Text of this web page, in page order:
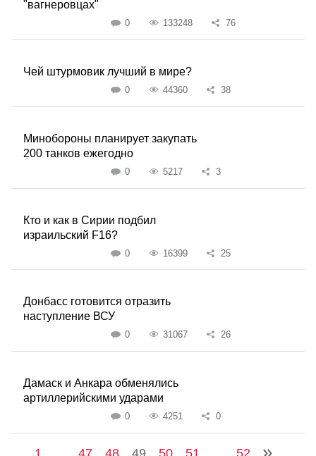
"вагнеровцах"
0 133248 76
Чей штурмовик лучший в мире?
0 44360 38
Минобороны планирует закупать
200 танков ежегодно
0 5217 3
Кто и как в Сирии подбил
израильский F16?
0 16399 25
Донбасс готовится отразить
наступление ВСУ
0 31067 26
Дамаск и Анкара обменялись
артиллерийскими ударами
0 4251 0
1 47 48 49 50 51 52